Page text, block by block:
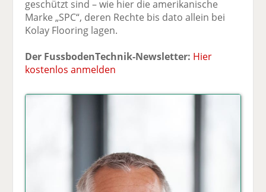
geschützt sind – wie hier die amerikanische
Marke „SPC“, deren Rechte bis dato allein bei
Kolay Flooring lagen.
Der FussbodenTechnik-Newsletter: Hier
kostenlos anmelden